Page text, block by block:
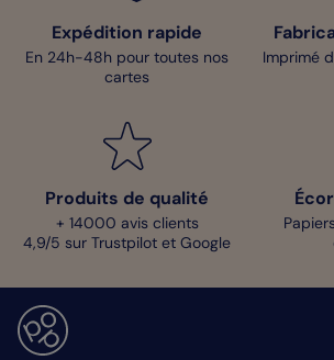
Expédition rapide
En 24h-48h pour toutes nos
cartes
Imprimé
Produits de qualité
+ 14000 avis clients
4,9/5 sur Trustpilot et Google